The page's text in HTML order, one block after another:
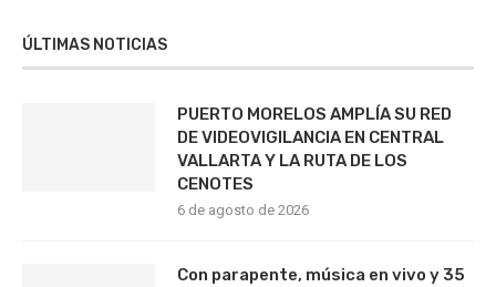
ÚLTIMAS NOTICIAS
PUERTO MORELOS AMPLÍA SU RED
DE VIDEOVIGILANCIA EN CENTRAL
VALLARTA Y LA RUTA DE LOS
CENOTES
6 de agosto de 2026
Con parapente, música en vivo y 35